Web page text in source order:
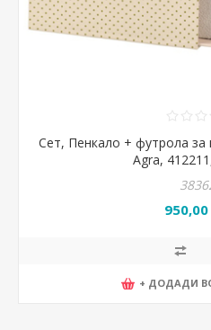
Сет, Пенкало + футрола за
Agra,
+ ДОДАДИ